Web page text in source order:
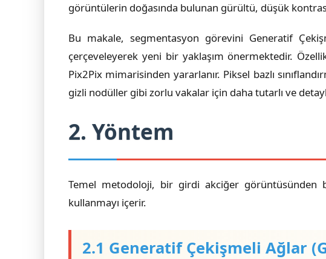
görüntülerin doğasında bulunan gürültü, düşük
Bu makale, segmentasyon görevini Generatif
çerçeveleyerek yeni bir yaklaşım önermektedir.
Pix2Pix mimarisinden yararlanır. Piksel bazlı
gizli nodüller gibi zorlu vakalar için daha tutarlı ve
2. Yöntem
Temel metodoloji, bir girdi akciğer görüntüsünden
kullanmayı içerir.
2.1 Generatif Çekişmeli Ağlar